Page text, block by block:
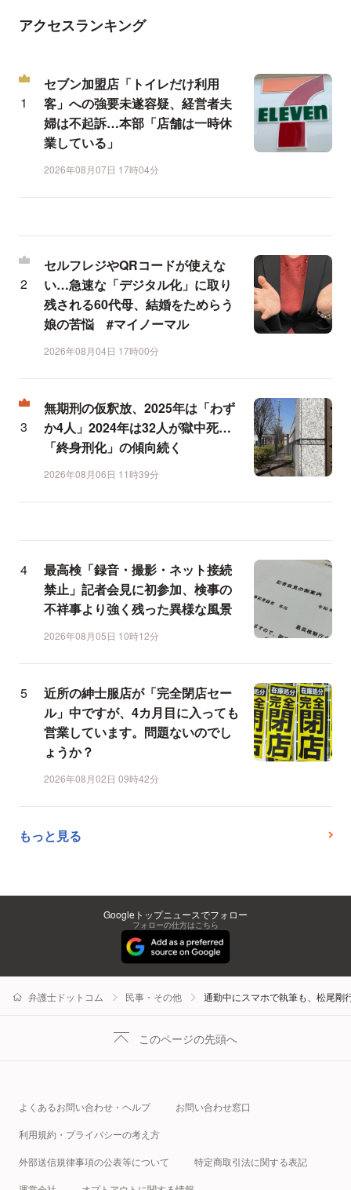
アクセスランキング
セブン加盟店「トイレだけ利用
客」への強要未遂容疑、経営者夫
婦は不起訴…本部「店舗は一時休
業している」
2026年08月07日 17時04分
セルフレジやQRコードが使えな
い…急速な「デジタル化」に取り
残される60代母、結婚をためらう
娘の苦悩 #マイノーマル
2026年08月04日 17時00分
無期刑の仮釈放、2025年は「わず
か4人」2024年は32人が獄中死…
「終身刑化」の傾向続く
2026年08月06日 11時39分
最高検「録音・撮影・ネット接続
禁止」記者会見に初参加、検事の
不祥事より強く残った異様な風景
2026年08月05日 10時12分
近所の紳士服店が「完全閉店セー
ル」中ですが、4カ月目に入っても
営業しています。問題ないのでし
ょうか？
2026年08月02日 09時42分
もっと見る
Googleトップニュースでフォロー
フォローの仕方はこちら
弁護士ドットコム 民事・その他 通勤中にスマホで執筆も、松尾剛
このページの先頭へ
よくあるお問い合わせ・ヘルプ お問い合わせ窓口
利用規約・プライバシーの考え方
外部送信規律事項の公表等について 特定商取引法に関する表記